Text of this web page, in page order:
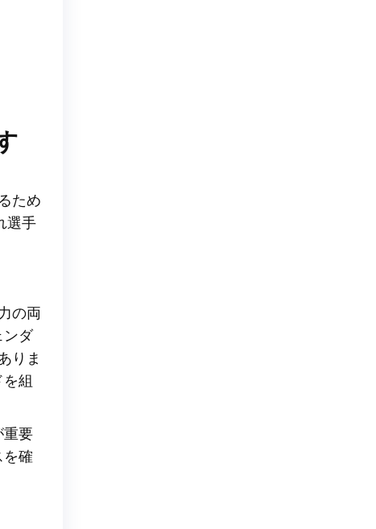
ため
選手
の両
ンダ
りま
組
重要
確